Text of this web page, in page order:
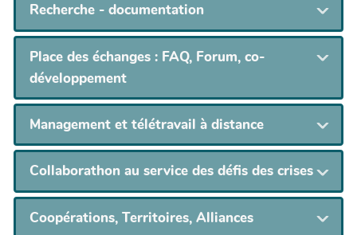
Recherche - documentation
Place des échanges : FAQ, Forum, co-
développement
Management et télétravail à distance
Collaborathon au service des défis des crises
Coopérations, Territoires, Alliances